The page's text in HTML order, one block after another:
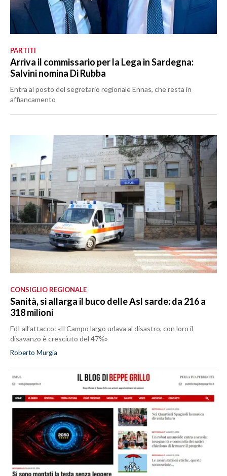
PARTITI
Arriva il commissario per la Lega in Sardegna:
Salvini nomina Di Rubba
Entra al posto del segretario regionale Ennas, che resta in
affiancamento
CONSIGLIO REGIONALE
Sanità, si allarga il buco delle Asl sarde: da 216 a
318 milioni
FdI all’attacco: «Il Campo largo urlava al disastro, con loro il
disavanzo è cresciuto del 47%»
Roberto Murgia